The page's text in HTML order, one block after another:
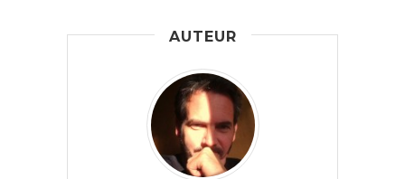
AUTEUR